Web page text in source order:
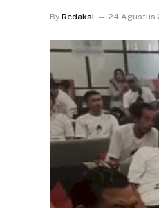
By Redaksi 24 Agustus